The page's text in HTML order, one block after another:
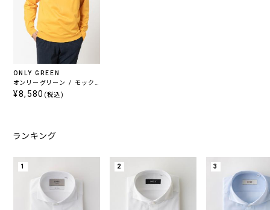
ONLY GREEN
オンリーグリーン / モック
ネックニット イエロー
¥8,580 (税込)
ランキング
1 2 3